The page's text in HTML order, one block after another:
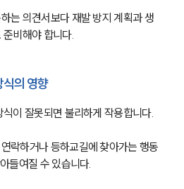
는 의견서보다 재발 방지 계획과 생
비해야 합니다.
식의 영향
이 잘못되면 불리하게 작용합니다.
락하거나 등하교길에 찾아가는 행동
들여질 수 있습니다.